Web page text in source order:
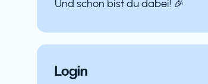
Und schon bist du dabei! 🎉
Login